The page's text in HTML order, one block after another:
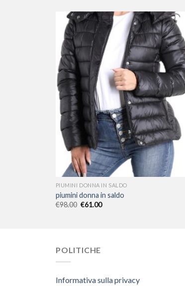
PIUMINI DONNA IN SALDO
piumini donna in saldo
€98.00 €61.00
POLITICHE
Informativa sulla privacy